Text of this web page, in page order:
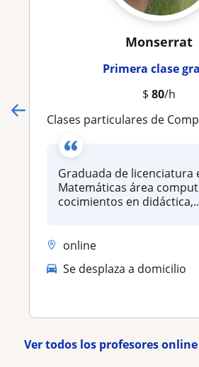
Monserrat
Primera clase
$ 80/h
Clases particulares de Computación y
Graduada de licenciatura
Matemáticas área
cocimientos en
online
Se desplaza a domicilio
Ver todos los profesores